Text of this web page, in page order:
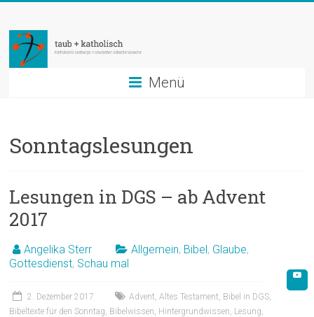
springen
taub
+
katholisch
in
Menü
Sonntagslesungen
Lesungen in DGS – ab Advent
2017
Angelika Sterr Allgemein, Bibel, Glaube,
Gottesdienst, Schau mal
2. Dezember 2017 Advent ,Altes Testament Bibel in DGS
Bibeltexte für den Sonntag Bibelwissen Hintergrundwissen Lesung